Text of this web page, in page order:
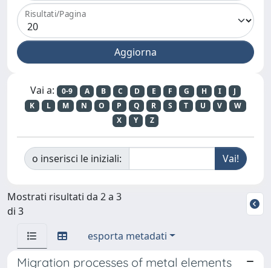
Risultati/Pagina
Vai a: 0-9 A B C D E F G H I
J
K
L M N O P Q R S T U V
W
X
Y Z
o inserisci le iniziali:
Mostrati risultati da 2 a 3
di 3
esporta metadati
Migration processes of metal elements